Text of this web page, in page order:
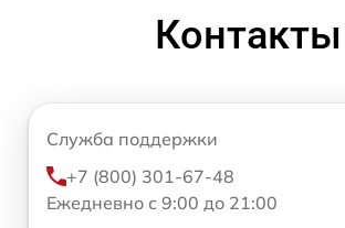
Контакты
Служба поддержки
+7 (800) 301-67-48
Ежедневно с 9:00 до 21:00